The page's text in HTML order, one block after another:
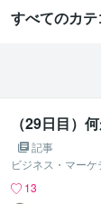
すべてのカテ
（29日目）
記事
ビジネス・マー
13